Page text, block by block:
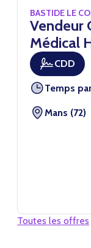
BASTIDE LE
Vendeur
Médical
CDD
Temps
Mans (72)
Toutes les offres